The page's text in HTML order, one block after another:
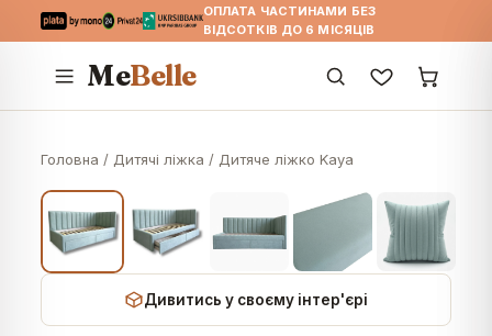
ОПЛАТА ЧАСТИНАМИ БЕЗ
ВІДСОТКІВ ДО 6 МІСЯЦІВ
MeBelle
Головна / Дитячі ліжка / Дитяче ліжко Kaya
Дивитись у своєму інтер'єрі